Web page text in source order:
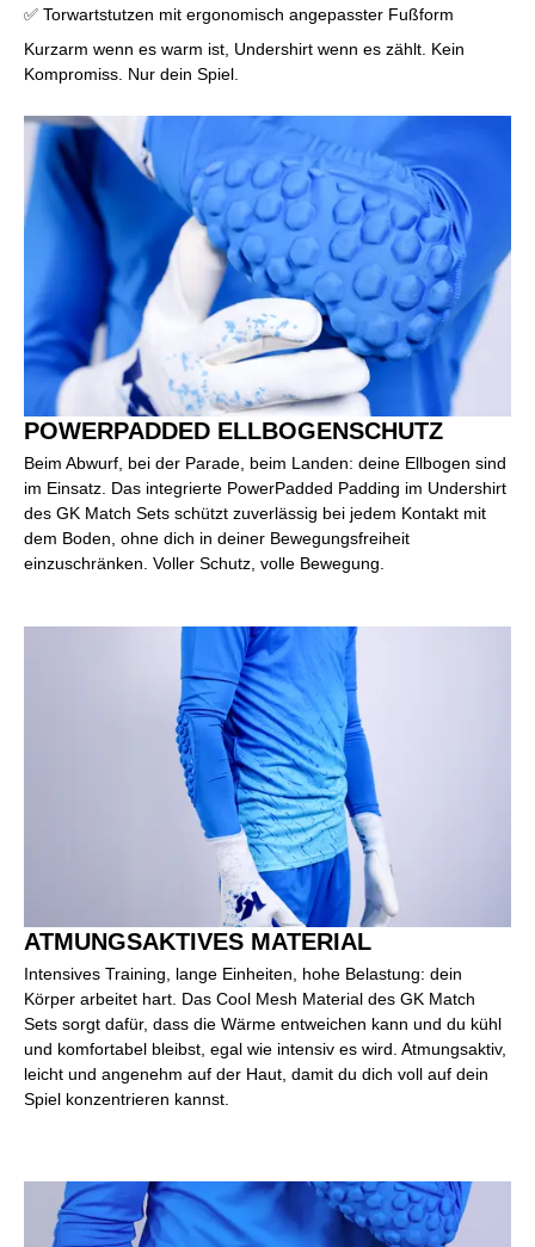
✅ Torwartstutzen mit ergonomisch angepasster Fußform
Kurzarm wenn es warm ist, Undershirt wenn es zählt. Kein
Kompromiss. Nur dein Spiel.
POWERPADDED ELLBOGENSCHUTZ
Beim Abwurf, bei der Parade, beim Landen: deine Ellbogen sind
im Einsatz. Das integrierte PowerPadded Padding im Undershirt
des GK Match Sets schützt zuverlässig bei jedem Kontakt mit
dem Boden, ohne dich in deiner Bewegungsfreiheit
einzuschränken. Voller Schutz, volle Bewegung.
ATMUNGSAKTIVES MATERIAL
Intensives Training, lange Einheiten, hohe Belastung: dein
Körper arbeitet hart. Das Cool Mesh Material des GK Match
Sets sorgt dafür, dass die Wärme entweichen kann und du kühl
und komfortabel bleibst, egal wie intensiv es wird. Atmungsaktiv,
leicht und angenehm auf der Haut, damit du dich voll auf dein
Spiel konzentrieren kannst.